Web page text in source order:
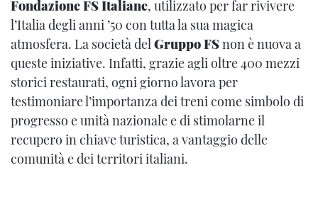
Fondazione FS Italiane, utilizzato per far rivivere
l’Italia degli anni ’50 con tutta la sua magica
atmosfera. La società del Gruppo FSnon è nuova a
queste iniziative. Infatti, grazie agli oltre 400 mezzi
storici restaurati, ogni giorno lavora per
testimoniare l’importanza dei treni come simbolo di
progresso e unità nazionale e di stimolarne il
recupero in chiave turistica, a vantaggio delle
comunità e dei territori italiani.